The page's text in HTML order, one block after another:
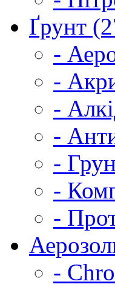
Ґрунт
-
-
-
-
-
-
-
-